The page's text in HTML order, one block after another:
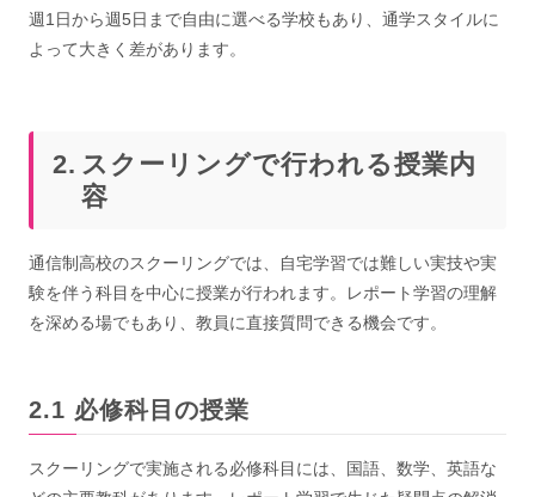
週1日から週5日まで自由に選べる学校もあり、通学スタイルに
よって大きく差があります。
スクーリングで行われる授業内
容
通信制高校のスクーリングでは、自宅学習では難しい実技や実
験を伴う科目を中心に授業が行われます。レポート学習の理解
を深める場でもあり、教員に直接質問できる機会です。
必修科目の授業
スクーリングで実施される必修科目には、国語、数学、英語な